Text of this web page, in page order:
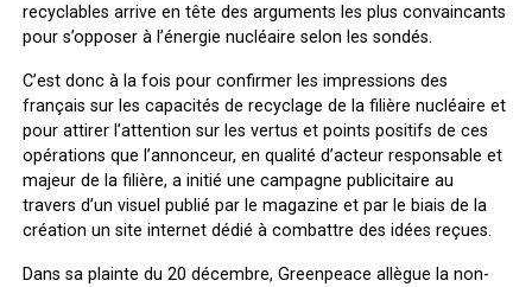
recyclables arrive en tête des arguments les plus convaincants
pour s’opposer à l’énergie nucléaire selon les sondés.
C’est donc à la fois pour confirmer les impressions des
français sur les capacités de recyclage de la filière nucléaire et
pour attirer l’attention sur les vertus et points positifs de ces
opérations que l’annonceur, en qualité d’acteur responsable et
majeur de la filière, a initié une campagne publicitaire au
travers d’un visuel publié par le magazine et par le biais de la
création un site internet dédié à combattre des idées reçues.
Dans sa plainte du 20 décembre, Greenpeace allègue la non-